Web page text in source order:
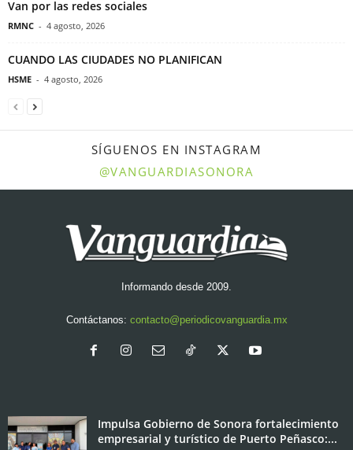
Van por las redes sociales
RMNC - 4 agosto, 2026
CUANDO LAS CIUDADES NO PLANIFICAN
HSME - 4 agosto, 2026
SÍGUENOS EN INSTAGRAM
@VANGUARDIASONORA
Informando desde 2009.
Contáctanos: contacto@periodicovanguardia.mx
Impulsa Gobierno de Sonora fortalecimiento
empresarial y turístico de Puerto Peñasco:...